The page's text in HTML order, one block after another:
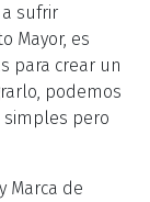
sufrir
Mayor, es
para crear un
podemos
pero
Marca de